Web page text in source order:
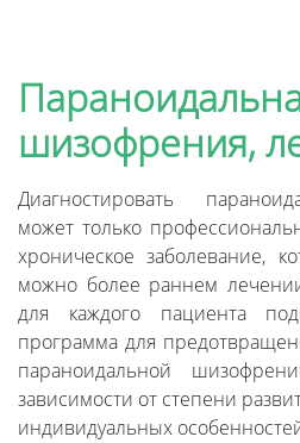
шизофрения,
Диагностировать
может только
хроническое заболевание,
можно более раннем
для каждого пациента
программа для
параноидальной
зависимости от степени
индивидуальных